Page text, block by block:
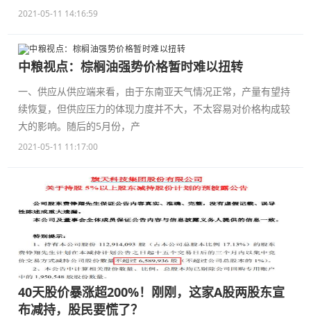
2021-05-11 14:16:59
中粮视点：棕榈油强势价格暂时难以扭转
一、供应从供应端来看，由于东南亚天气情况正常，产量有望持
续恢复，但供应压力的体现力度并不大，不太容易对价格构成较
大的影响。随后的5月份，产
2021-05-11 11:17:00
40天股价暴涨超200%！刚刚，这家A股两股东宣
布减持，股民要慌了？